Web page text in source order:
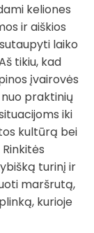
keliones
ir aiškios
laiko
tikiu, kad
įvairovės
praktinių
iki
kultūrą bei
turinį ir
maršrutą,
kurioje